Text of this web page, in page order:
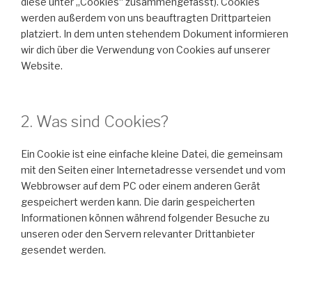
werden außerdem von uns beauftragten Drittparteien
platziert. In dem unten stehendem Dokument informieren
wir dich über die Verwendung von Cookies auf unserer
Website.
2. Was sind Cookies?
Ein Cookie ist eine einfache kleine Datei, die gemeinsam
mit den Seiten einer Internetadresse versendet und vom
Webbrowser auf dem PC oder einem anderen Gerät
gespeichert werden kann. Die darin gespeicherten
Informationen können während folgender Besuche zu
unseren oder den Servern relevanter Drittanbieter
gesendet werden.